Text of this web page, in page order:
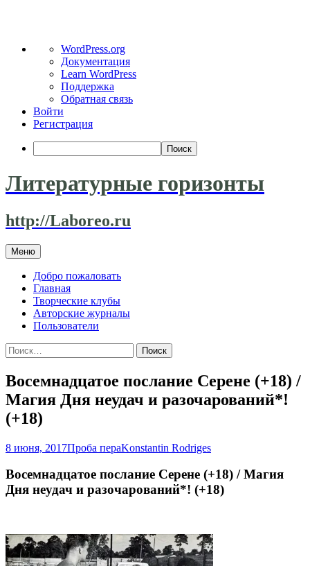
WordPress
WordPress.org
Документация
Learn WordPress
Поддержка
Обратная связь
Войти
Регистрация
Поиск
Литературные горизонты
http://Laboreo.ru
Меню Перейти
к
содержимому
Добро пожаловать
Главная
Творческие клубы
Авторские журналы
Пользователи
Найти:
Восемнадцатое послание Серене (+18) /
Магия Дня неудач и разочарований*!
(+18)
8 июня, 2017Проба пераKonstantin Rodriges
Восемнадцатое послание Серене (+18) / Магия
Дня неудач и разочарований*! (+18)